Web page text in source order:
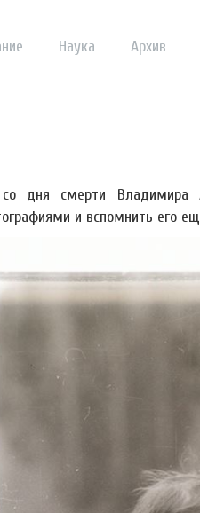
Наука Архив
дня смерти Владимира
и вспомнить его